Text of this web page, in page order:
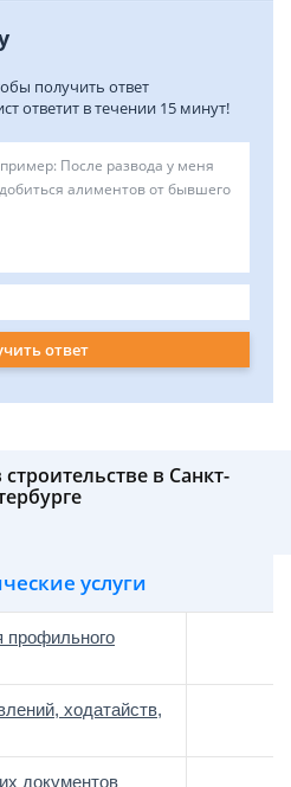
получить ответ
ответит в течении 15 минут!
ответ
в Санкт-
услуги
профильного
ходатайств,
документов